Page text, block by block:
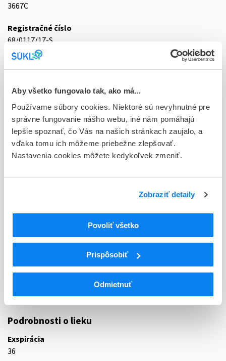
Aby všetko fungovalo tak, ako má...
Používame súbory cookies. Niektoré sú nevyhnutné pre
správne fungovanie nášho webu, iné nám pomáhajú
lepšie spoznať, čo Vás na našich stránkach zaujalo, a
vďaka tomu ich môžeme priebežne zlepšovať.
Nastavenia cookies môžete kedykoľvek zmeniť.
Zobraziť detaily
Povoliť všetko
Prispôsobiť
Odmietnuť
3667C
Registračné číslo
68/0117/17-S
Doplnok
Stav
D - Registrácia bez obmedzenia platnosti
Typ registračnej procedúry
Decentralizovaná
Vipharm S.A., Poľsko
68 - ANTIPSYCHOTICA (NEUROLEPTICA)
ATC
N
Centrálna nervová sústava
Psycholeptiká
N05A
Antipsychotiká
Diazepíny, oxazepíny, tiazepíny a oxepíny
Podrobnosti o lieku
Exspirácia
36